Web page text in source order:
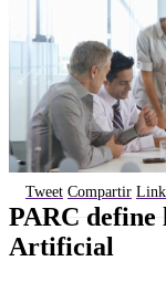
Tweet Compartir
PARC define
Artificial